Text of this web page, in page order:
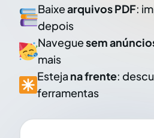
Baixearquivos PDF:
depois
Naveguesem
mais
Esteja na frente:
ferramentas